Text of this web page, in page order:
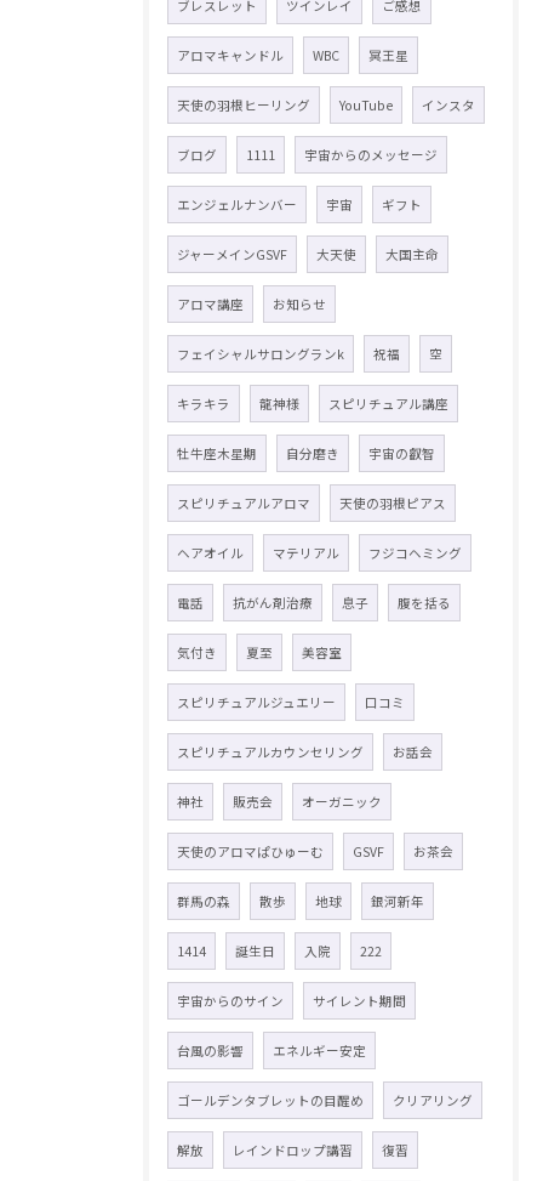
ブレスレット ツインレイ ご感想
アロマキャンドル WBC 冥王星
天使の羽根ヒーリング YouTube インスタ
ブログ 1111 宇宙からのメッセージ
エンジェルナンバー 宇宙 ギフト
ジャーメインGSVF 大天使 大国主命
アロマ講座 お知らせ
フェイシャルサロングランk 祝福 空
キラキラ 龍神様 スピリチュアル講座
牡牛座木星期 自分磨き 宇宙の叡智
スピリチュアルアロマ 天使の羽根ピアス
ヘアオイル マテリアル フジコヘミング
電話 抗がん剤治療 息子 腹を括る
気付き 夏至 美容室
スピリチュアルジュエリー 口コミ
スピリチュアルカウンセリング お話会
神社 販売会 オーガニック
天使のアロマぱひゅーむ GSVF お茶会
群馬の森 散歩 地球 銀河新年
1414 誕生日 入院 222
宇宙からのサイン サイレント期間
台風の影響 エネルギー安定
ゴールデンタブレットの目醒め クリアリング
解放 レインドロップ講習 復習